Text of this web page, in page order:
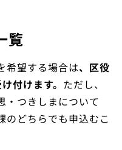
覧
希望する場合は、区役
付けます。 ただし、
・つきしまについて
のどちらでも申込むこ